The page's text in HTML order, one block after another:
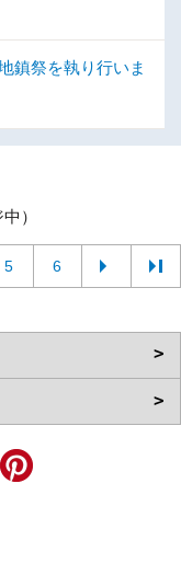
鎮祭を執り行いま
）
5 6